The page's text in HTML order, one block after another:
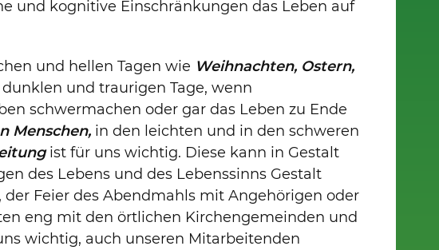
und kognitive Einschränkungen das Leben auf
und hellen Tagen wie Weihnachten, Ostern,
und traurigen Tage, wenn
schwermachen oder gar das Leben zu Ende
Menschen, in den leichten und in den schweren
ist für uns wichtig. Diese kann in Gestalt
des Lebens und des Lebenssinns Gestalt
Feier des Abendmahls mit Angehörigen oder
eng mit den örtlichen Kirchengemeinden und
wichtig, auch unseren Mitarbeitenden